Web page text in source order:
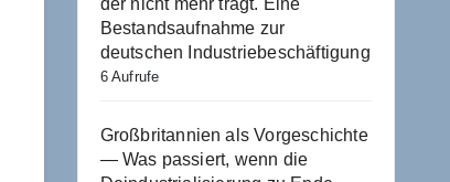
der nicht mehr trägt. Eine
Bestandsaufnahme zur
deutschen Industriebeschäftigung
6 Aufrufe
Großbritannien als Vorgeschichte
— Was passiert, wenn die